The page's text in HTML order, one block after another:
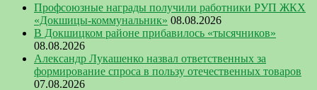
Профсоюзные награды получили работники РУП ЖКХ
«Докшицы-коммунальник» 08.08.2026
В Докшицком районе прибавилось «тысячников»
08.08.2026
Александр Лукашенко назвал ответственных за
формирование спроса в пользу отечественных товаров
07.08.2026